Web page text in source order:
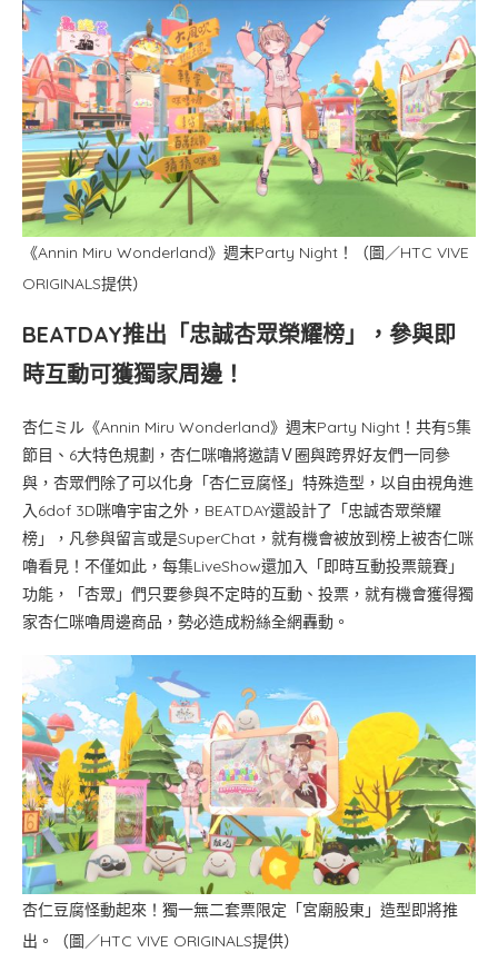
《Annin Miru Wonderland》週末Party Night！（圖／HTC VIVE
ORIGINALS提供）
BEATDAY推出「忠誠杏眾榮耀榜」，參與即
時互動可獲獨家周邊！
杏仁ミル《Annin Miru Wonderland》週末Party Night！共有5集
節目、6大特色規劃，杏仁咪嚕將邀請Ｖ圈與跨界好友們一同參
與，杏眾們除了可以化身「杏仁豆腐怪」特殊造型，以自由視角進
入6dof 3D咪嚕宇宙之外，BEATDAY還設計了「忠誠杏眾榮耀
榜」，凡參與留言或是SuperChat，就有機會被放到榜上被杏仁咪
嚕看見！不僅如此，每集LiveShow還加入「即時互動投票競賽」
功能，「杏眾」們只要參與不定時的互動、投票，就有機會獲得獨
家杏仁咪嚕周邊商品，勢必造成粉絲全網轟動。
杏仁豆腐怪動起來！獨一無二套票限定「宮廟股東」造型即將推
出。（圖／HTC VIVE ORIGINALS提供）